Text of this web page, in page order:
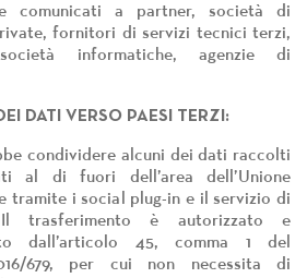
comunicati a partner, società di
fornitori di servizi tecnici terzi,
informatiche, agenzie di
DATI VERSO PAESI TERZI:
condividere alcuni dei dati raccolti
al di fuori dell’area dell’Unione
tramite i social plug-in e il servizio di
trasferimento è autorizzato e
dall’articolo 45, comma 1 del
679, per cui non necessita di